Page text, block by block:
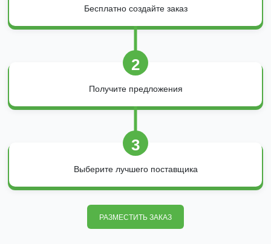
Бесплатно создайте заказ
2
Получите предложения
3
Выберите лучшего поставщика
РАЗМЕСТИТЬ ЗАКАЗ